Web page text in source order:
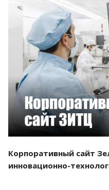
Корпоративный сайт
инновационно-